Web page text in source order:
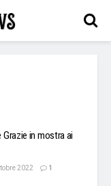
Grazie in mostra ai
2022 1